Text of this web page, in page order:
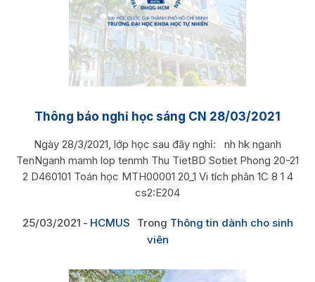
Thông báo nghỉ học sáng CN 28/03/2021
Ngày 28/3/2021, lớp học sau đây nghỉ: nh hk nganh
TenNganh mamh lop tenmh Thu TietBD Sotiet Phong 20-21
2 D460101 Toán học MTH00001 20_1 Vi tích phân 1C 8 1 4
cs2:E204
25/03/2021 HCMUS Trong Thông tin dành cho sinh
viên